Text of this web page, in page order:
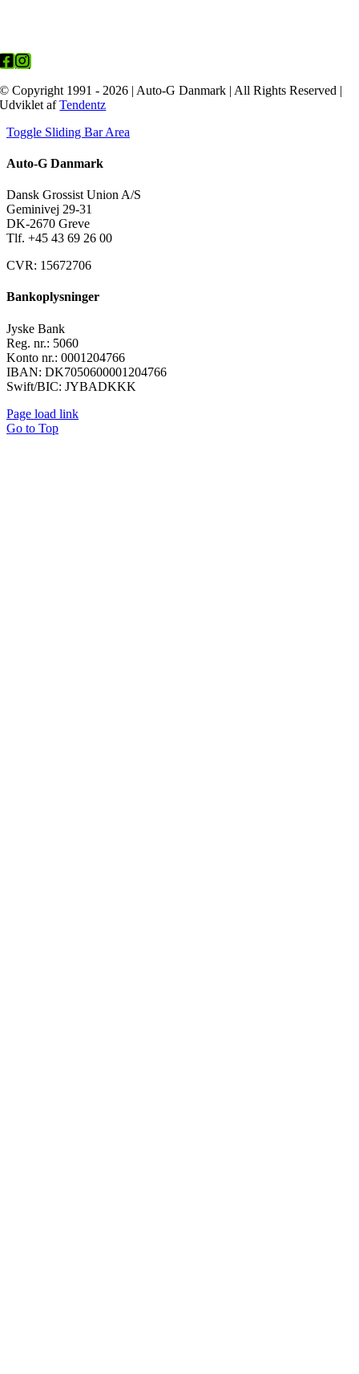
© Copyright 1991 - 2026 | Auto-G Danmark | All Rights Reserved |
Udviklet afTendentz
Toggle Sliding Bar Area
Auto-G Danmark
Dansk Grossist Union A/S
Geminivej 29-31
DK-2670 Greve
Tlf. +45 43 69 26 00
CVR: 15672706
Bankoplysninger
Jyske Bank
Reg. nr.: 5060
Konto nr.: 0001204766
IBAN: DK7050600001204766
Swift/BIC: JYBADKKK
Page load link
Go to Top